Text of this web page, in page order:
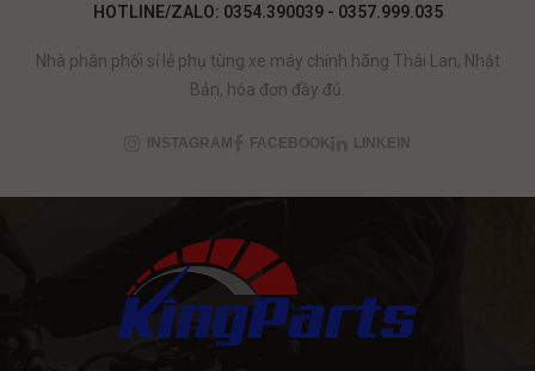
HOTLINE/ZALO: 0354.390039 - 0357.999.035
Nhà phân phối sỉ lẻ phụ tùng xe máy chính hãng Thái Lan, Nhật
Bản, hóa đơn đầy đủ.
INSTAGRAM FACEBOOK LINKEIN